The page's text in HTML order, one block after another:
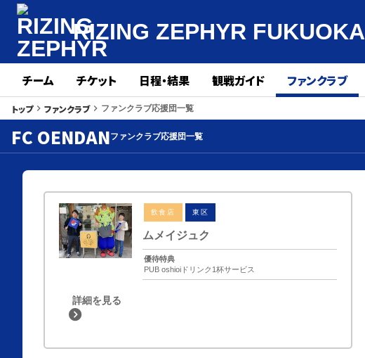
RIZING ZEPHYR FUKUOKA
チーム チケット 日程・結果 観戦ガイド ファンクラブ
トップkeyboard_arrow_right ファンクラブkeyboard_arrow_right ファンクラブ応援団一覧
FC OENDANファンクラブ応援団一覧
飲食店 東区
ムメイジュク
優待特典
PUB oshioiドリンク1杯サービス
詳細を見る